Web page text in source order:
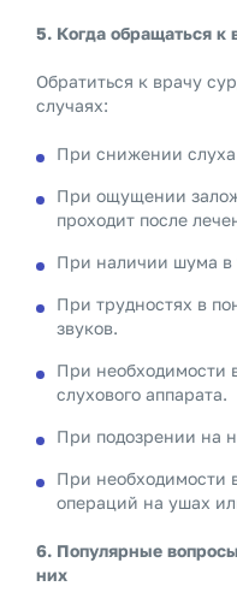
5. Когда обращаться к
Обратиться к врачу
случаях:
При снижении слуха
При ощущении
проходит после
При наличии шума в
При трудностях в
звуков.
При необходимости
слухового аппарата.
При подозрении на
При необходимости
операций на ушах
6. Популярные
них